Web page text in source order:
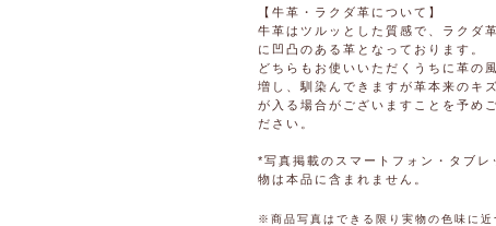
【牛革・ラクダ革について】
牛革はツルッとした質感で、ラクダ
に凹凸のある革となっております。
どちらもお使いいただくうちに革の
増し、馴染んできますが革本来のキ
が入る場合がございますことを予め
ださい。
*写真掲載のスマートフォン・タブレ
物は本品に含まれません。
※商品写真はできる限り実物の色味に近